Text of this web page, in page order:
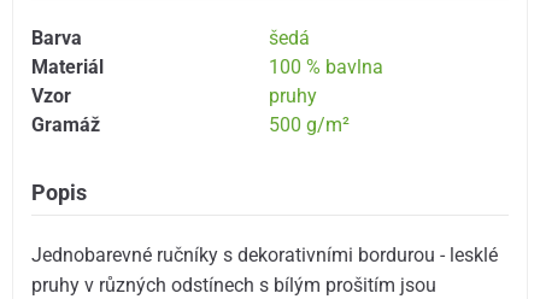
Barva
šedá
Materiál
100 % bavlna
Vzor
pruhy
Gramáž
500 g/m²
Popis
Jednobarevné ručníky s dekorativními bordurou - lesklé
pruhy v různých odstínech s bílým prošitím jsou